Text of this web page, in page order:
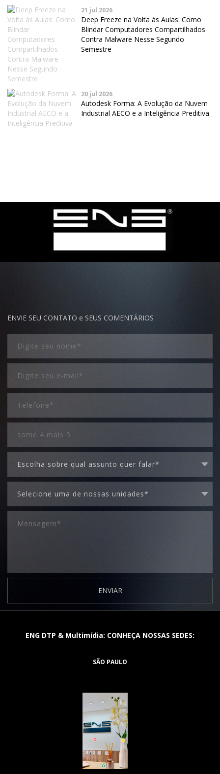
21 jul 2026
Deep Freeze na Volta às Aulas: Como
Blindar Computadores Compartilhados
Contra Malware Nesse Segundo
Semestre
20 jul 2026
Autodesk Forma: A Evolução da Nuvem
Industrial AECO e a Inteligência Preditiva
ENVIE SEU CONTATO e SEUS COMENTÁRIOS
ENVIAR
ENG DTP & Multimídia: CONHEÇA NOSSAS SEDES:
SÃO PAULO